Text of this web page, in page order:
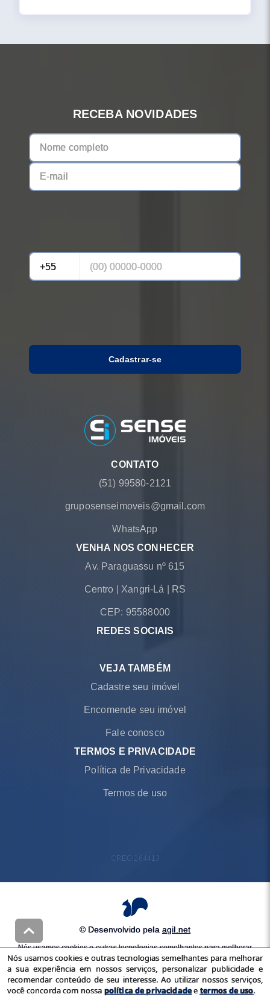
RECEBA NOVIDADES
Cadastrar-se
CONTATO
(51) 99580-2121
gruposenseimoveis@gmail.com
WhatsApp
VENHA NOS CONHECER
Av. Paraguassu nº 615
Centro Xangri-Lá RS
CEP: 95588000
REDES SOCIAIS
VEJA TAMBÉM
Cadastre seu imóvel
Encomende seu imóvel
Fale conosco
TERMOS E PRIVACIDADE
Política de Privacidade
Termos de uso
CRECI 26441J
© Desenvolvido pela agil.net
Nós usamos cookies e outras tecnologias semelhantes para melhorar
a sua experiência em nossos serviços, personalizar publicidade e
recomendar conteúdo de seu interesse. Ao utilizar nossos serviços,
você concorda com nossapolítica de privacidadeetermos de uso
Nós usamos cookies e outras tecnologias semelhantes para melhorar
a sua experiência em nossos serviços, personalizar publicidade e
recomendar conteúdo de seu interesse. Ao utilizar nossos serviços,
você concorda com nossa política de privacidadeetermos de uso.